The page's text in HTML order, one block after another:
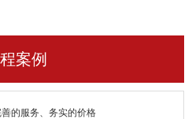
案例
的服务、务实的价格